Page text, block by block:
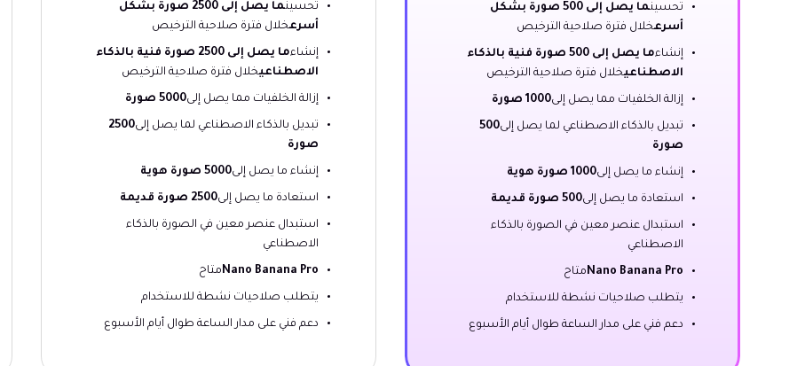
تحسين
ما يصل إلى 500 صورة بشكل
أسرعخلال فترة صلاحية الترخيص
إنشاء
ما يصل إلى 500 صورة فنية بالذكاء
الاصطناعيخلال فترة صلاحية الترخيص
إزالة الخلفيات مما يصل إلى1000 صورة
تبديل بالذكاء الاصطناعي لما يصل إلى500
صورة
إنشاء ما يصل إلى1000 صورة هوية
استعادة ما يصل إلى500 صورة قديمة
استبدال عنصر معين في الصورة بالذكاء
الاصطناعي
Nano Banana Proمتاح
يتطلب صلاحيات نشطة للاستخدام
دعم فني على مدار الساعة طوال أيام الأسبوع
تحسين
ما يصل إلى 2500 صورة بشكل
أسرعخلال فترة صلاحية الترخيص
إنشاء
ما يصل إلى 2500 صورة فنية بالذكاء
الاصطناعيخلال فترة صلاحية الترخيص
إزالة الخلفيات مما يصل إلى5000 صورة
تبديل بالذكاء الاصطناعي لما يصل إلى2500
صورة
إنشاء ما يصل إلى5000 صورة هوية
استعادة ما يصل إلى2500 صورة قديمة
استبدال عنصر معين في الصورة بالذكاء
الاصطناعي
Nano Banana Proمتاح
يتطلب صلاحيات نشطة للاستخدام
دعم فني على مدار الساعة طوال أيام الأسبوع